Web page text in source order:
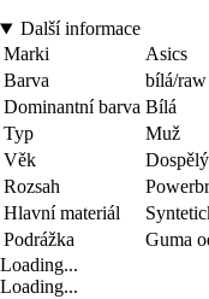
Další informace
Marki
Asics
Barva
bílá/
Dominantní barva Bílá
Typ
Muž
Věk
Dospělý
Rozsah
Hlavní materiál
Podrážka
Guma
Loading...
Loading...